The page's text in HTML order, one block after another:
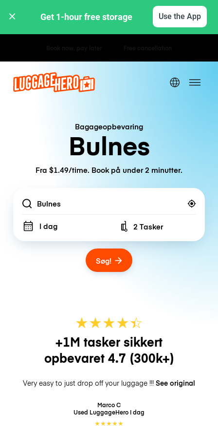
Get 1-hour free storage Use the App
Bagageopbevaring
Bulnes
Fra $1.49/time. Book på under 2 minutter.
Location
I dag Number of bags
2 Tasker
Søg!
★★★★☆
★
+1M tasker sikkert
opbevaret 4.7 (300k+)
Very easy to just drop off your luggage !!! See original
Marco C
Used LuggageHero I dag
★★★★★